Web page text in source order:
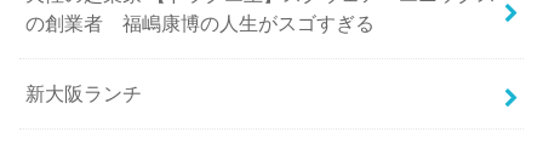
の創業者 福嶋康博の人生がスゴすぎる
新大阪ランチ